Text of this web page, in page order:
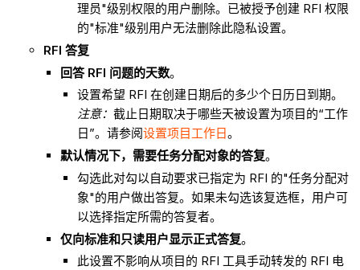
理员"级别权限的用户删除。已被授予创建 RFI 权限
的"标准"级别用户无法删除此隐私设置。
RFI 答复
回答 RFI 问题的天数。
设置希望 RFI 在创建日期后的多少个日历日到期。
注意： 截止日期取决于哪些天被设置为项目的“工作
日”。请参阅设置项目工作日。
默认情况下，需要任务分配对象的答复。
勾选此对勾以自动要求已指定为 RFI 的"任务分配对
象"的用户做出答复。如果未勾选该复选框，用户可
以选择指定所需的答复者。
仅向标准和只读用户显示正式答复。
此设置不影响从项目的 RFI 工具手动转发的 RFI 电